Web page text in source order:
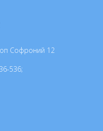
Софроний 12
536;